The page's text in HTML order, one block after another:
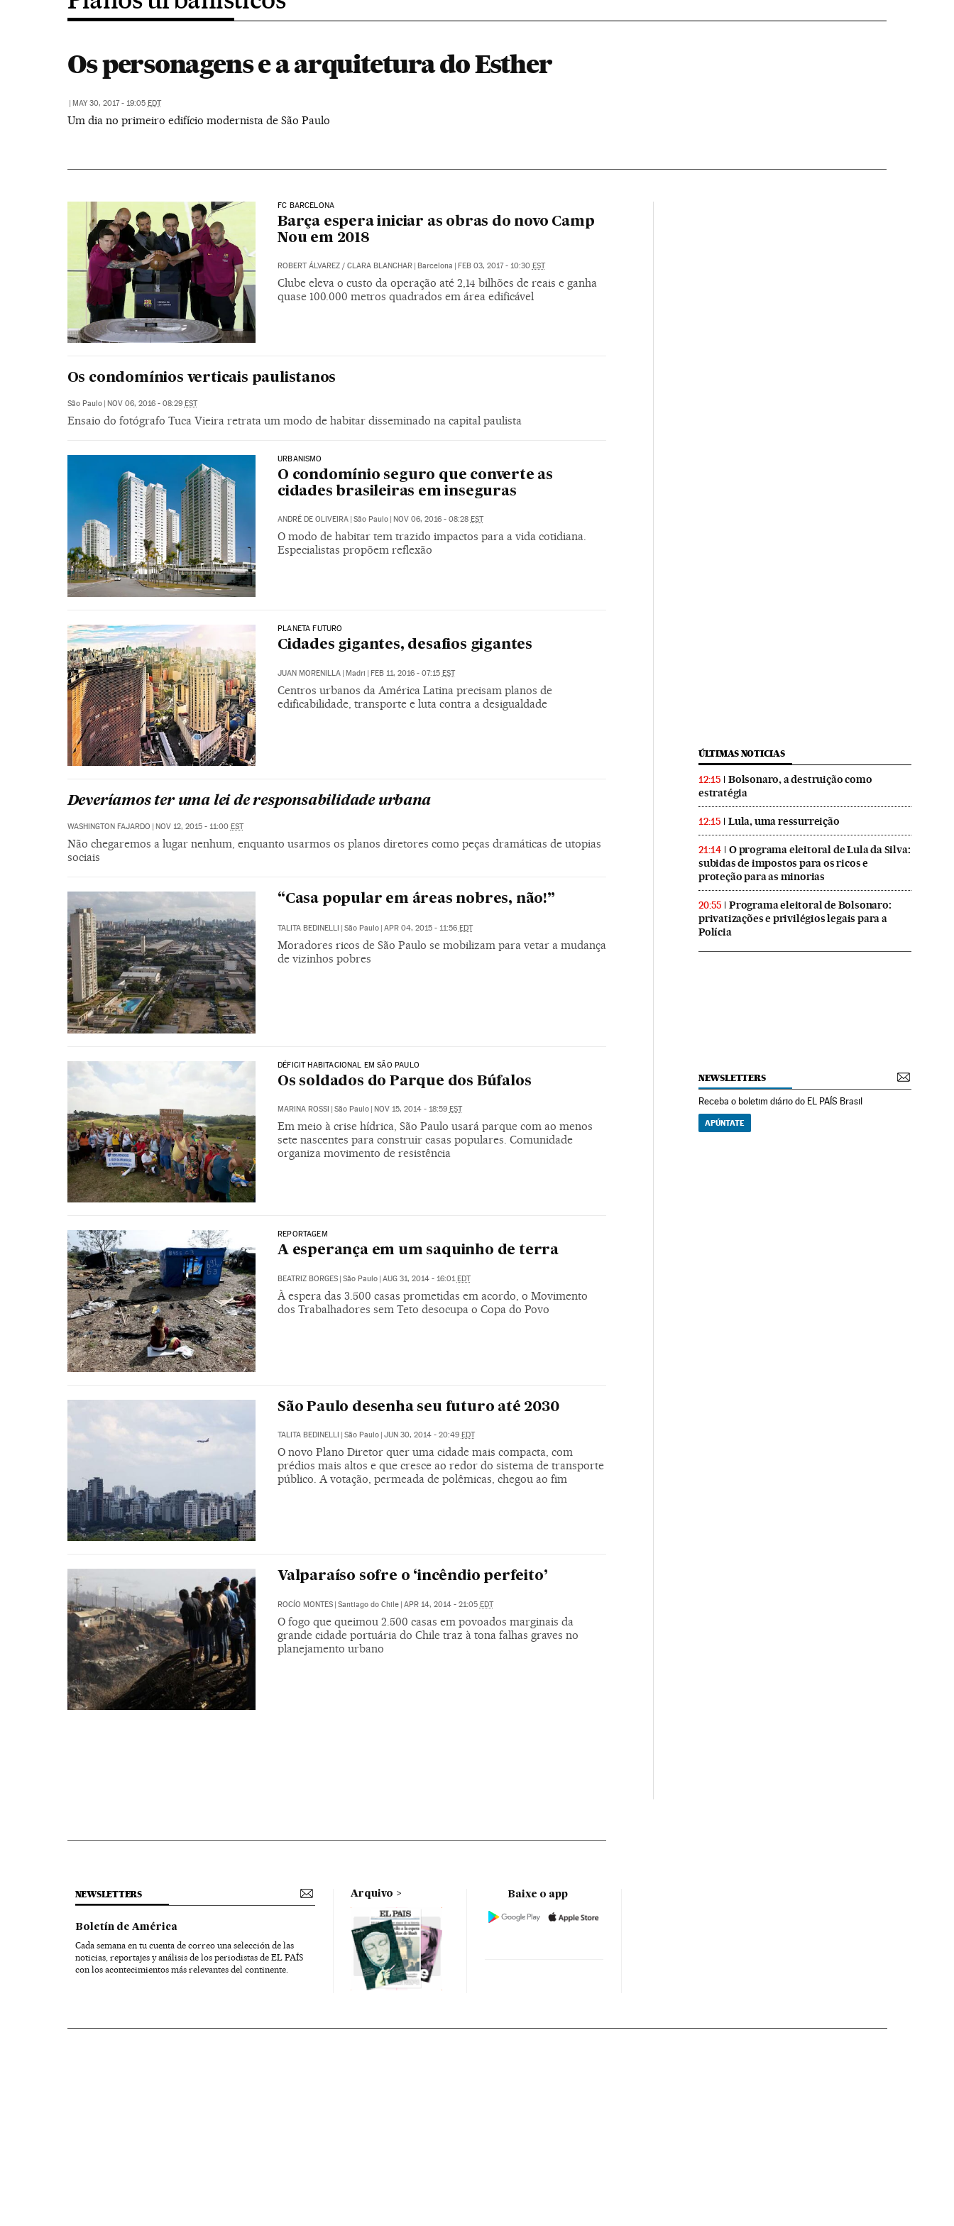
Os personagens e a arquitetura do Esther
| MAY 30, 2017 - 19:05 EDT
Um dia no primeiro edifício modernista de São Paulo
FC BARCELONA
Barça espera iniciar as obras do novo Camp
Nou em 2018
ROBERT ÁLVAREZ/ CLARA BLANCHAR | Barcelona | FEB 03, 2017 - 10:30 EST
Clube eleva o custo da operação até 2,14 bilhões de reais e ganha
quase 100.000 metros quadrados em área edificável
Os condomínios verticais paulistanos
São Paulo NOV 06, 2016 - 08:29 EST
Ensaio do fotógrafo Tuca Vieira retrata um modo de habitar disseminado na capital paulista
URBANISMO
O condomínio seguro que converte as
cidades brasileiras em inseguras
ANDRÉ DE OLIVEIRA São Paulo NOV 06, 2016 - 08:28 EST
O modo de habitar tem trazido impactos para a vida cotidiana.
Especialistas propõem reflexão
PLANETA FUTURO
Cidades gigantes, desafios gigantes
JUAN MORENILLA | Madri | FEB 11, 2016 - 07:15 EST
Centros urbanos da América Latina precisam planos de
edificabilidade, transporte e luta contra a desigualdade
Deveríamos ter uma lei de responsabilidade urbana
WASHINGTON FAJARDO NOV 12, 2015 - 11:00 EST
Não chegaremos a lugar nenhum, enquanto usarmos os planos diretores como peças dramáticas de utopias
sociais
“Casa popular em áreas nobres, não!”
TALITA BEDINELLI | São Paulo | APR 04, 2015 - 11:56 EDT
Moradores ricos de São Paulo se mobilizam para vetar a mudança
de vizinhos pobres
DÉFICIT HABITACIONAL EM SÃO PAULO
Os soldados do Parque dos Búfalos
MARINA ROSSI | São Paulo | NOV 15, 2014 - 18:59 EST
Em meio à crise hídrica, São Paulo usará parque com ao menos
sete nascentes para construir casas populares. Comunidade
organiza movimento de resistência
REPORTAGEM
A esperança em um saquinho de terra
BEATRIZ BORGES | São Paulo | AUG 31, 2014 - 16:01EDT
À espera das 3.500 casas prometidas em acordo, o Movimento
dos Trabalhadores sem Teto desocupa o Copa do Povo
São Paulo desenha seu futuro até 2030
TALITA BEDINELLI São Paulo JUN 30, 2014 - 20:49 EDT
O novo Plano Diretor quer uma cidade mais compacta, com
prédios mais altos e que cresce ao redor do sistema de transporte
público. A votação, permeada de polêmicas, chegou ao fim
Valparaíso sofre o ‘incêndio perfeito’
ROCÍO MONTES | Santiago do Chile | APR 14, 2014 - 21:05 EDT
O fogo que queimou 2.500 casas em povoados marginais da
grande cidade portuária do Chile traz à tona falhas graves no
planejamento urbano
ÚLTIMAS NOTICIAS
12:15
Bolsonaro, a destruição como
estratégia
12:15 Lula, uma ressurreição
21:14
O programa eleitoral de Lula da Silva:
subidas de impostos para os ricos e
proteção para as minorias
20:55
Programa eleitoral de Bolsonaro:
privatizações e privilégios legais para a
Polícia
NEWSLETTERS
Receba o boletim diário do EL PAÍS Brasil
APÚNTATE
NEWSLETTERS
Boletín de América
Cada semana en tu cuenta de correo una selección de las
noticias, reportajes y análisis de los periodistas de EL PAÍS
con los acontecimientos más relevantes del continente.
Arquivo Baixe o app